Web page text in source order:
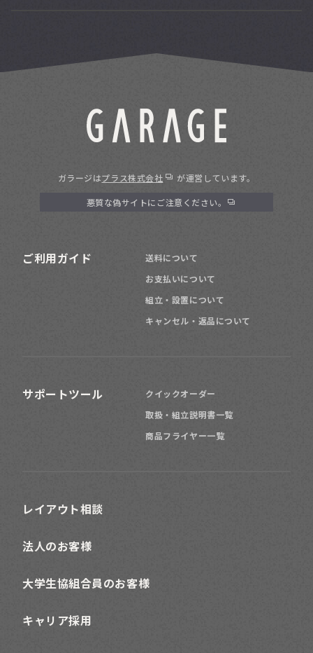
ガラージはプラス株式会社 が運営しています。
悪質な偽サイトにご注意ください。
ご利用ガイド
送料について
お支払いについて
組立・設置について
キャンセル・返品について
サポートツール
クイックオーダー
取扱・組立説明書一覧
商品フライヤー一覧
レイアウト相談
法人のお客様
大学生協組合員のお客様
キャリア採用